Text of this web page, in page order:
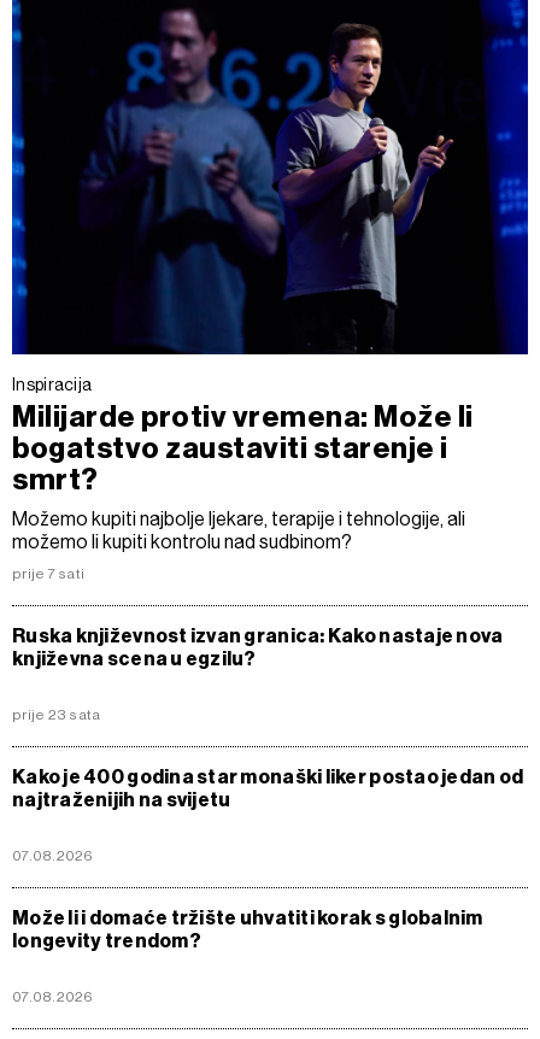
Inspiracija
Milijarde protiv vremena: Može li
bogatstvo zaustaviti starenje i
smrt?
Možemo kupiti najbolje ljekare, terapije i tehnologije, ali
možemo li kupiti kontrolu nad sudbinom?
prije 7 sati
Ruska književnost izvan granica: Kako nastaje nova
književna scena u egzilu?
prije 23 sata
Kako je 400 godina star monaški liker postao jedan od
najtraženijih na svijetu
07.08.2026
Može li i domaće tržište uhvatiti korak s globalnim
longevity trendom?
07.08.2026